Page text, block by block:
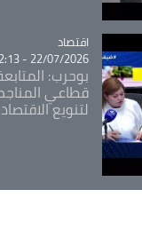
Catégorie
اقتصاد
22/07/2026 - 12:13
بوحرب:
قطاعي
لتنويع الاقتصاد